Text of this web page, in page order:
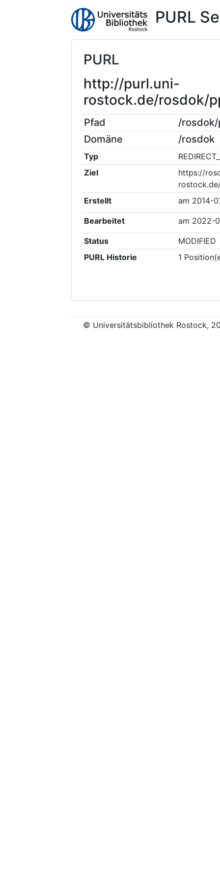
PURL
PURL
http://purl.uni-
rostock.de/rosdok/
Pfad
/
Domäne
/rosdok
Typ
Ziel
https://
Erstellt
am 2014-
Bearbeitet am 2022-
Status
MODIFIED
PURL Historie
1
© Universitätsbibliothek Rostock,